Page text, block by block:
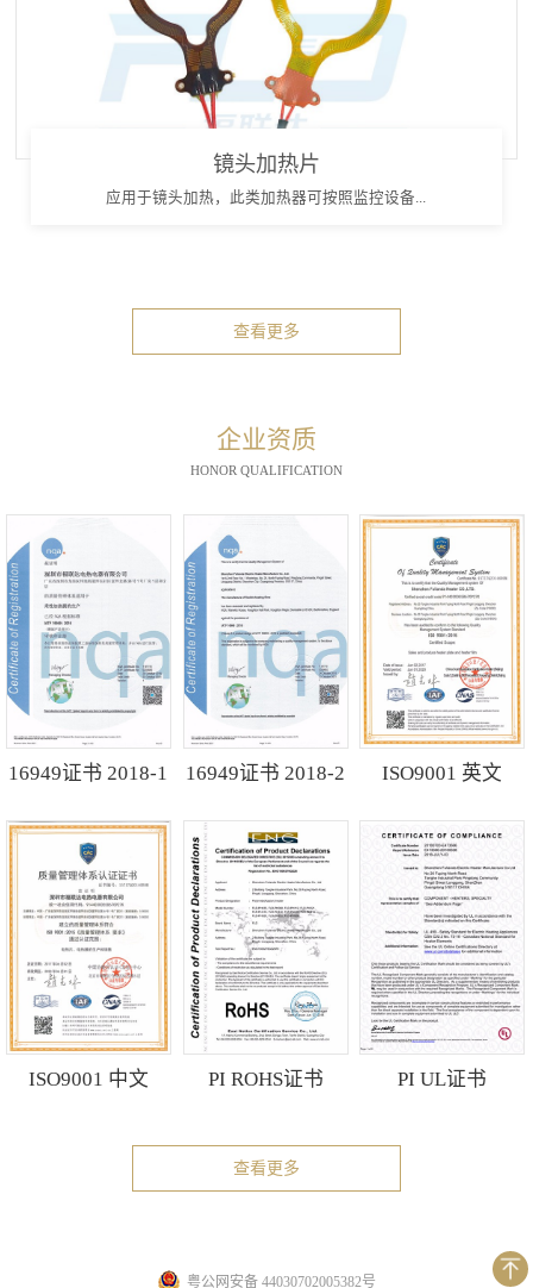
镜头加热片
应用于镜头加热，此类加热器可按照监控设备...
查看更多
企业资质
HONOR QUALIFICATION
16949证书 2018-1 16949证书 2018-2 ISO9001 英文
ISO9001 中文 PI ROHS证书 PI UL证书
查看更多
粤公网安备 44030702005382号